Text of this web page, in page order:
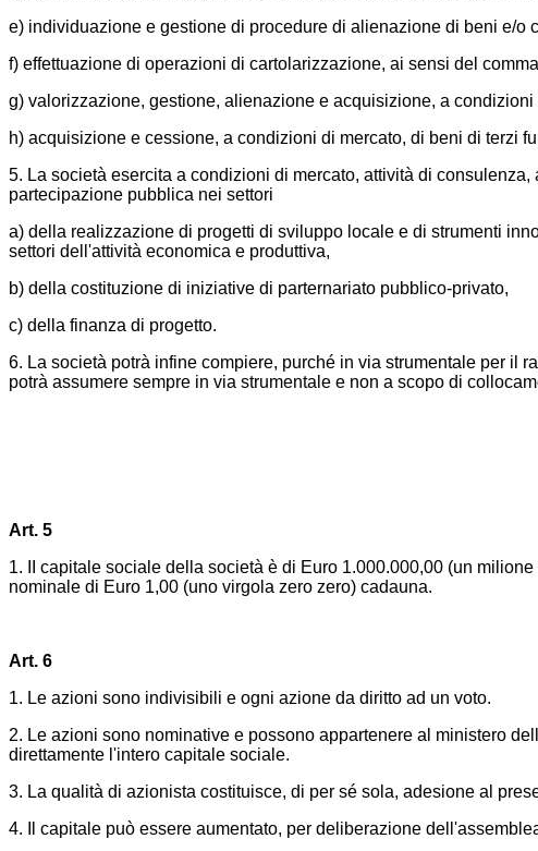
e) individuazione e gestione di procedure di alienazione di beni e/
f) effettuazione di operazioni di cartolarizzazione, ai sensi del
g) valorizzazione, gestione, alienazione e acquisizione, a
h) acquisizione e cessione, a condizioni di mercato, di beni di terzi
5. La società esercita a condizioni di mercato, attività di
partecipazione pubblica nei settori
a) della realizzazione di progetti di sviluppo locale e di strumenti
settori dell'attività economica e produttiva,
b) della costituzione di iniziative di parternariato pubblico-privato,
c) della finanza di progetto.
6. La società potrà infine compiere, purché in via strumentale per il
potrà assumere sempre in via strumentale e non a scopo di
Art. 5
1. II capitale sociale della società è di Euro 1.000.000,00 (un
nominale di Euro 1,00 (uno virgola zero zero) cadauna.
Art. 6
1. Le azioni sono indivisibili e ogni azione da diritto ad un voto.
2. Le azioni sono nominative e possono appartenere al ministero
direttamente l'intero capitale sociale.
3. La qualità di azionista costituisce, di per sé sola, adesione al
4. Il capitale può essere aumentato, per deliberazione